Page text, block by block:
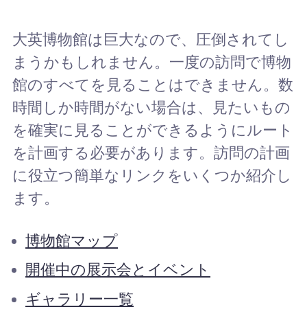
大英博物館は巨大なので、圧倒されてし
まうかもしれません。一度の訪問で博物
館のすべてを見ることはできません。数
時間しか時間がない場合は、見たいもの
を確実に見ることができるようにルート
を計画する必要があります。訪問の計画
に役立つ簡単なリンクをいくつか紹介し
ます。
博物館マップ
開催中の展示会とイベント
ギャラリー一覧